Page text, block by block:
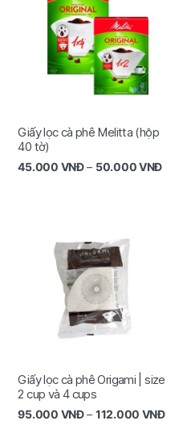
Giấy lọc cà phê Melitta (hộp
40 tờ)
45.000 VNĐ– 50.000VNĐ
Giấy lọc cà phê Origami | size
2 cup và 4 cups
95.000 VNĐ– 112.000 VNĐ